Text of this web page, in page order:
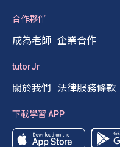
合作夥伴
成為老師 企業合作
tutorJr
關於我們 法律服務條款
下載學習 APP